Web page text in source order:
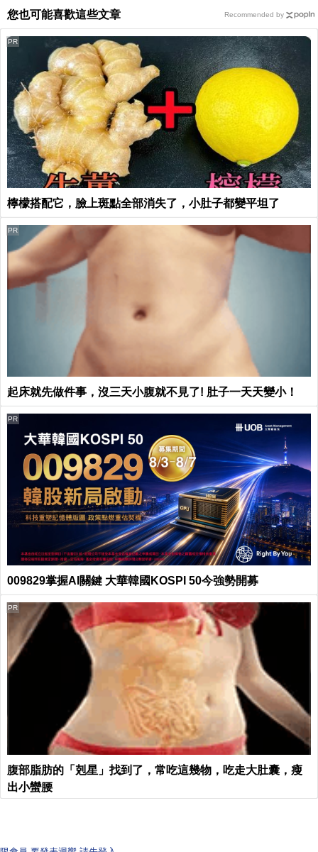
您也可能喜歡這些文章
檸檬搭配它，臉上斑點全部消失了，小肚子都變平坦了
PR
起床就先做件事，沒三天小腹就不見了! 肚子一天天變小！
PR
009829掌握AI關鍵 大華韓國KOSPI 50今強勢開募
PR
腹部脂肪的「剋星」找到了，常吃這幾物，吃走大肚囊，瘦
出小蠻腰
PR
Recommended by